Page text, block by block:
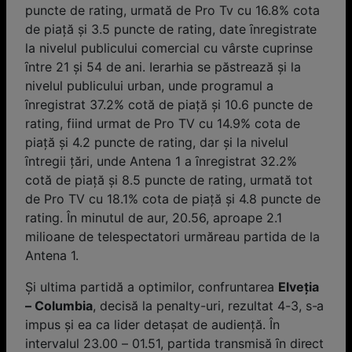
puncte de rating, urmată de Pro Tv cu 16.8% cota
de piaţă și 3.5 puncte de rating, date ȋnregistrate
la nivelul publicului comercial cu vârste cuprinse
ȋntre 21 și 54 de ani. Ierarhia se păstrează şi la
nivelul publicului urban, unde programul a
ȋnregistrat 37.2% cotă de piaţă și 10.6 puncte de
rating, fiind urmat de Pro TV cu 14.9% cota de
piaţă și 4.2 puncte de rating, dar și la nivelul
ȋntregii ţări, unde Antena 1 a ȋnregistrat 32.2%
cotă de piaţă și 8.5 puncte de rating, urmată tot
de Pro TV cu 18.1% cota de piaţă și 4.8 puncte de
rating. În minutul de aur, 20.56, aproape 2.1
milioane de telespectatori urmăreau partida de la
Antena 1.
Și ultima partidă a optimilor, confruntarea Elveţia
– Columbia, decisă la penalty-uri, rezultat 4-3, s-a
impus și ea ca lider detașat de audienţă. În
intervalul 23.00 – 01.51, partida transmisă ȋn direct